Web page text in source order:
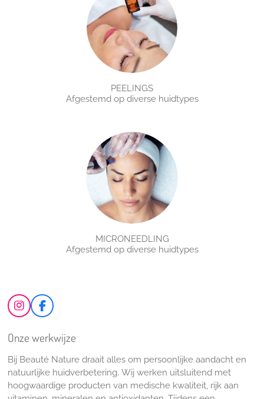
PEELINGS
Afgestemd op diverse huidtypes
MICRONEEDLING
Afgestemd op diverse huidtypes
I
n
t
g
r
a
m
F
a
e
o
o
k
Onze werkwijze
Bij Beauté Nature draait alles om persoonlijke aandacht en
natuurlijke huidverbetering. Wij werken uitsluitend met
hoogwaardige producten van medische kwaliteit, rijk aan